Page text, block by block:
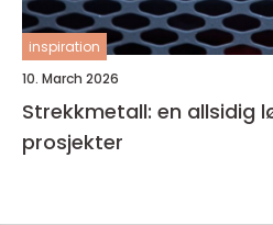
inspiration
10. March 2026
Strekkmetall: en allsidig
prosjekter